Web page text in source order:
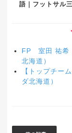
語｜フットサル
FP 室田 祐希
北海道）
【トップチー
ダ北海道）